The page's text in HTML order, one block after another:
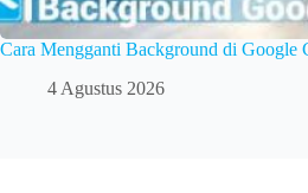
Cara Mengganti Background di Google
4 Agustus 2026